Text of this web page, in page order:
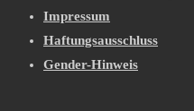
Impressum
Haftungsausschluss
Gender-Hinweis